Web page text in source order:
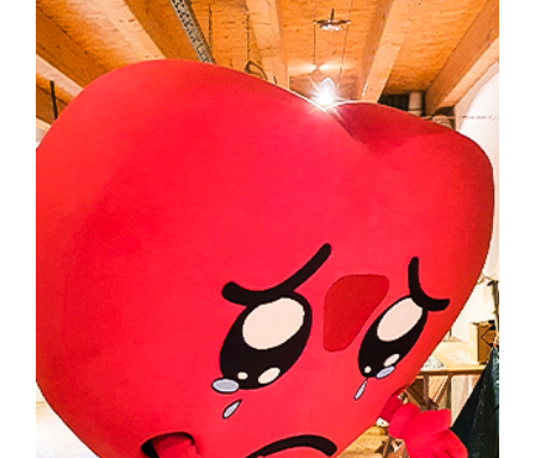
Contact
Holiday Flats